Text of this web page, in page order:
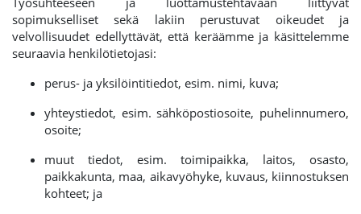
sopimukselliset sekä lakiin perustuvat oikeudet ja
velvollisuudet edellyttävät, että keräämme ja käsittelemme
seuraavia henkilötietojasi:
perus- ja yksilöintitiedot, esim. nimi, kuva;
yhteystiedot, esim. sähköpostiosoite, puhelinnumero,
osoite;
muut tiedot, esim. toimipaikka, laitos, osasto,
paikkakunta, maa, aikavyöhyke, kuvaus, kiinnostuksen
kohteet; ja